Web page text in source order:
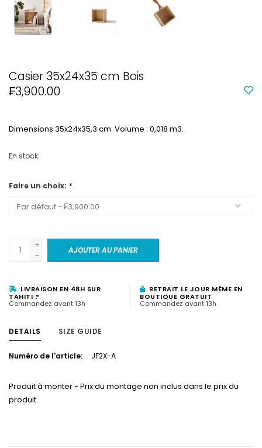
Casier 35x24x35 cm Bois
₣3,900.00
Dimensions 35x24x35,3 cm. Volume : 0,018 m3.
En stock
Faire un choix: *
+
-
AJOUTER AU PANIER
LIVRAISON EN 48H SUR
TAHITI ?
Commandez avant 13h
RETRAIT LE JOUR MÊME EN
BOUTIQUE GRATUIT
Commandez avant 13h
DETAILS SIZE GUIDE
Numéro de l'article: JF2X-A
Produit à monter - Prix du montage non inclus dans le prix du
produit.